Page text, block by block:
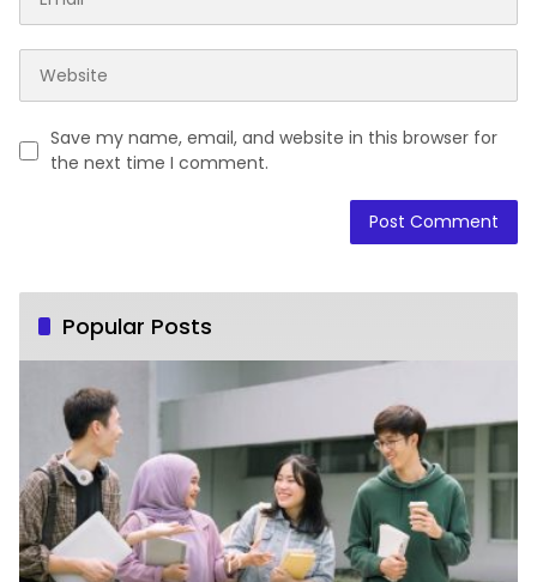
Save my name, email, and website in this browser for
the next time I comment.
Popular Posts